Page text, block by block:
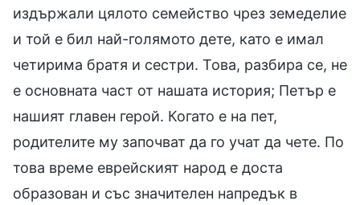
издържали цялото семейство чрез земеделие
и той е бил най-голямото дете, като е имал
четирима братя и сестри. Това, разбира се, не
е основната част от нашата история; Петър е
нашият главен герой. Когато е на пет,
родителите му започват да го учат да чете. По
това време еврейският народ е доста
образован и със значителен напредък в